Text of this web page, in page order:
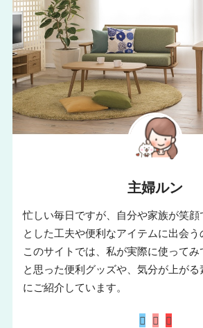
主婦ルン
忙しい毎日ですが、自分や家族が笑顔
とした工夫や便利なアイテムに出会う
このサイトでは、私が実際に使ってみ
と思った便利グッズや、気分が上が
にご紹介しています。